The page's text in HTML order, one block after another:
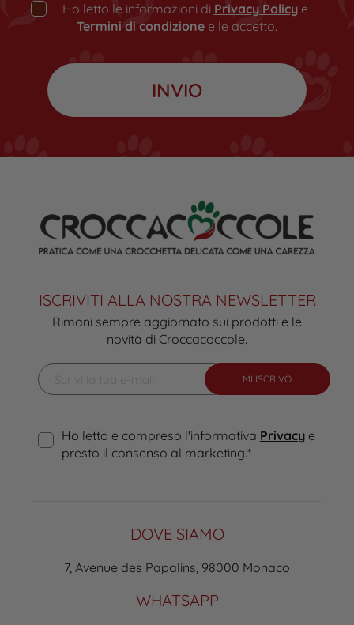
Ho letto le informazioni di Privacy Policye
Termini di condizione e le accetto.
ISCRIVITI ALLA NOSTRA NEWSLETTER
Rimani sempre aggiornato sui prodotti e le
novità di Croccacoccole.
MI ISCRIVO
Ho letto e compreso l'informativa Privacye
presto il consenso al marketing.*
DOVE SIAMO
7, Avenue des Papalins, 98000 Monaco
WHATSAPP